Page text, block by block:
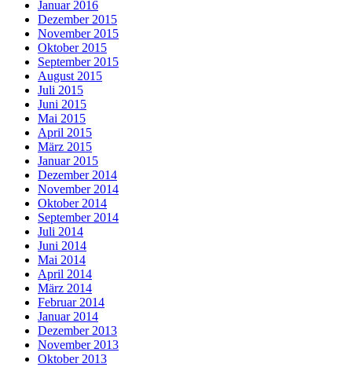
Januar 2016
Dezember 2015
November 2015
Oktober 2015
September 2015
August 2015
Juli 2015
Juni 2015
Mai 2015
April 2015
März 2015
Januar 2015
Dezember 2014
November 2014
Oktober 2014
September 2014
Juli 2014
Juni 2014
Mai 2014
April 2014
März 2014
Februar 2014
Januar 2014
Dezember 2013
November 2013
Oktober 2013